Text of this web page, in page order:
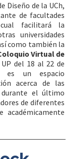
Diseño de la UCh,
de facultades
facilitará la
universidades
como también la
Virtual de
del 18 al 22 de
es un espacio
acerca de las
durante el último
de diferentes
académicamente